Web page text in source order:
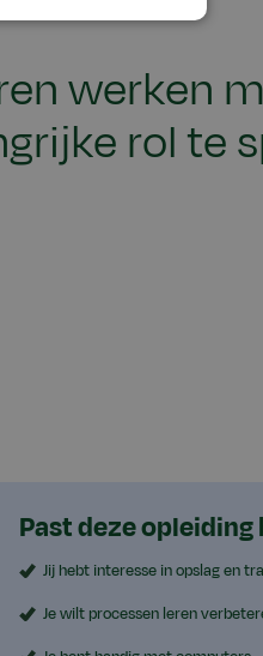
werken
rol te
Past deze opleiding
Jij hebt interesse in opslag en
Je wilt processen leren